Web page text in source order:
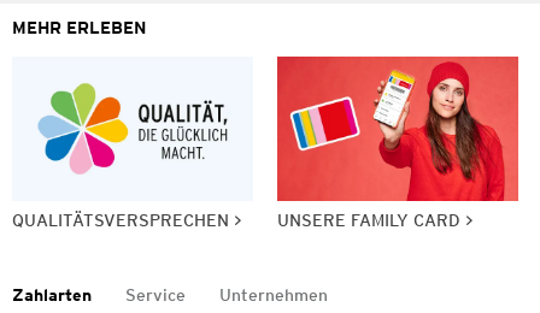
MEHR ERLEBEN
QUALITÄTSVERSPRECHEN UNSERE FAMILY CARD
Zahlarten Service Unternehmen